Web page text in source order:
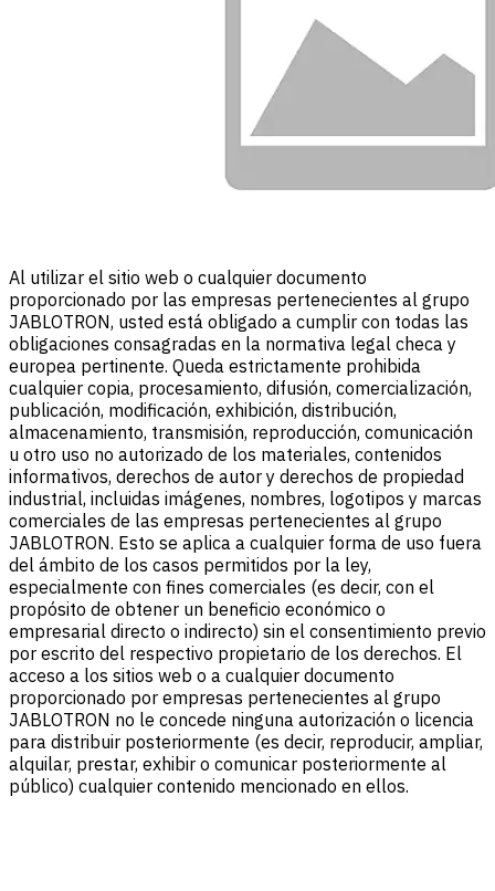
Al utilizar el sitio web o cualquier documento
proporcionado por las empresas pertenecientes al grupo
JABLOTRON, usted está obligado a cumplir con todas las
obligaciones consagradas en la normativa legal checa y
europea pertinente. Queda estrictamente prohibida
cualquier copia, procesamiento, difusión, comercialización,
publicación, modificación, exhibición, distribución,
almacenamiento, transmisión, reproducción, comunicación
u otro uso no autorizado de los materiales, contenidos
informativos, derechos de autor y derechos de propiedad
industrial, incluidas imágenes, nombres, logotipos y marcas
comerciales de las empresas pertenecientes al grupo
JABLOTRON. Esto se aplica a cualquier forma de uso fuera
del ámbito de los casos permitidos por la ley,
especialmente con fines comerciales (es decir, con el
propósito de obtener un beneficio económico o
empresarial directo o indirecto) sin el consentimiento previo
por escrito del respectivo propietario de los derechos. El
acceso a los sitios web o a cualquier documento
proporcionado por empresas pertenecientes al grupo
JABLOTRON no le concede ninguna autorización o licencia
para distribuir posteriormente (es decir, reproducir, ampliar,
alquilar, prestar, exhibir o comunicar posteriormente al
público) cualquier contenido mencionado en ellos.